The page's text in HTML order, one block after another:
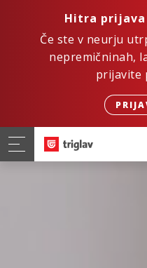
Hitra prijava
Če ste v neurju
nepremičninah,
prijavite